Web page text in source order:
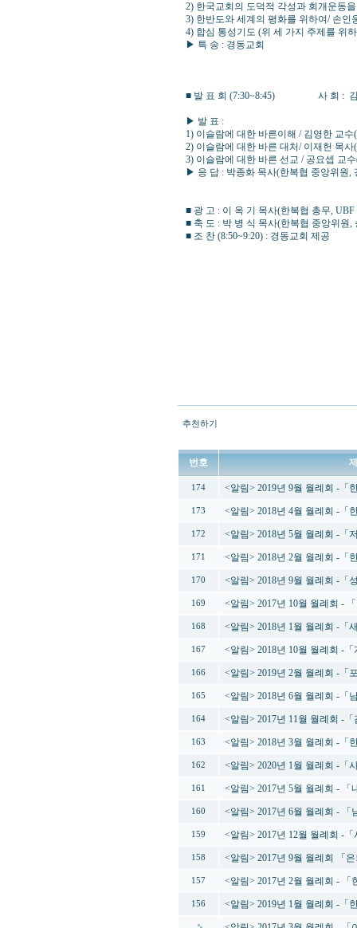
2) 한국교회의 도덕적 각성과 회개운동
3) 한반도와 세계의 평화를 위하여/ 손
4) 합심 통성기도 (위 세 가지 주제를 위
▶ 특 송 : 경동교회
■ 발 표 회 (7:30~8:45) 사 회 : 김명
▶ 발 표 :
1) 이슬람에 대한 바른이해 / 김영한 교
2) 이슬람에 대한 바른 대처/ 이재헌 목
3) 이슬람에 대한 바른 선교 / 공요셉 교
▶ 응 답 : 박종화 목사(한복협 중앙위원,
■ 광 고 : 이 옥 기 목사(한복협 총무, UBF
■ 축 도 : 박 병 식 목사(한복협 중앙위원,
■ 조 찬 (8:50~9:20) : 경동교회 제공
추천하기
번호
174 <알림> 2019년 9월 월례회 -「
173 <알림> 2018년 4월 월례회 -「
172 <알림> 2018년 5월 월례회 -「
171 <알림> 2018년 2월 월례회 -「
170 <알림> 2018년 9월 월례회 -「
169 <알림> 2017년 10월 월례회 -
168 <알림> 2018년 1월 월례회 -「
167 <알림> 2018년 10월 월례회 -
166 <알림> 2019년 2월 월례회 -「
165 <알림> 2018년 6월 월례회 -「
164 <알림> 2017년 11월 월례회 -
163 <알림> 2018년 3월 월례회 -「
162 <알림> 2020년 1월 월례회 -「
161 <알림> 2017년 5월 월례회 -
160 <알림> 2017년 6월 월례회 -
159 <알림> 2017년 12월 월례회 -
158 <알림> 2017년 9월 월례회 「
157 <알림> 2017년 2월 월례회 -
156 <알림> 2019년 1월 월례회 -「